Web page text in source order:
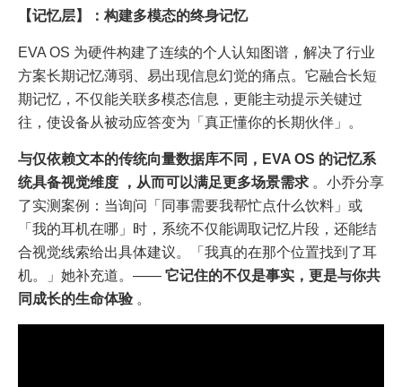
【记忆层】：构建多模态的终身记忆
EVA OS 为硬件构建了连续的个人认知图谱，解决了行业
方案长期记忆薄弱、易出现信息幻觉的痛点。它融合长短
期记忆，不仅能关联多模态信息，更能主动提示关键过
往，使设备从被动应答变为「真正懂你的长期伙伴」。
与仅依赖文本的传统向量数据库不同，EVA OS 的记忆系
统具备视觉维度 ，从而可以满足更多场景需求 。小乔分享
了实测案例：当询问「同事需要我帮忙点什么饮料」或
「我的耳机在哪」时，系统不仅能调取记忆片段，还能结
合视觉线索给出具体建议。「我真的在那个位置找到了耳
机。」她补充道。—— 它记住的不仅是事实，更是与你共
同成长的生命体验 。